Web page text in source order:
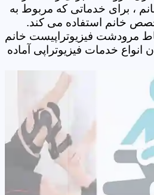
، برای خدماتی که مربوط به
خانم استفاده می کند.
مرودشت فیزیوتراپیست خانم
انواع خدمات فیزیوتراپی آماده